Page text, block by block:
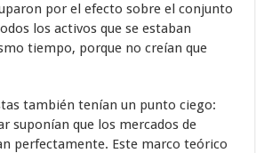
por el efecto sobre el conjunto
los activos que se estaban
tiempo, porque no creían que
también tenían un punto ciego:
suponían que los mercados de
perfectamente. Este marco teórico